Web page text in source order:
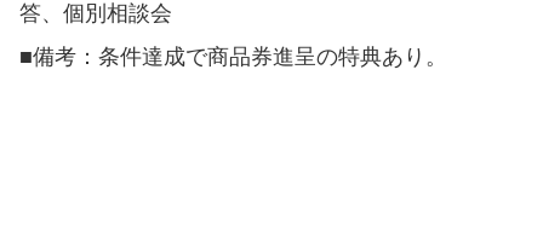
答、個別相談会
■備考：条件達成で商品券進呈の特典あり。